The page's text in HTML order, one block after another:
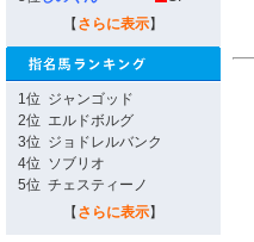
【 さらに表示】
1位 ジャンゴッド
2位 エルドボルグ
3位 ジョドレルバンク
4位 ソブリオ
5位 チェスティーノ
【 さらに表示】